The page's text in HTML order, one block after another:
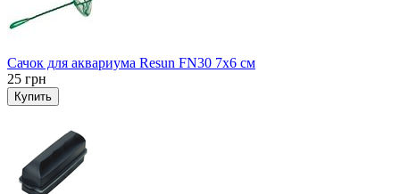
Сачок для аквариума Resun FN30 7х6 см
25 грн
Купить